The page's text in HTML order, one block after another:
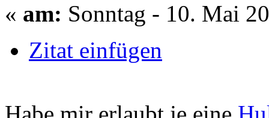
« am: Sonntag - 10. Mai
Zitat einfügen